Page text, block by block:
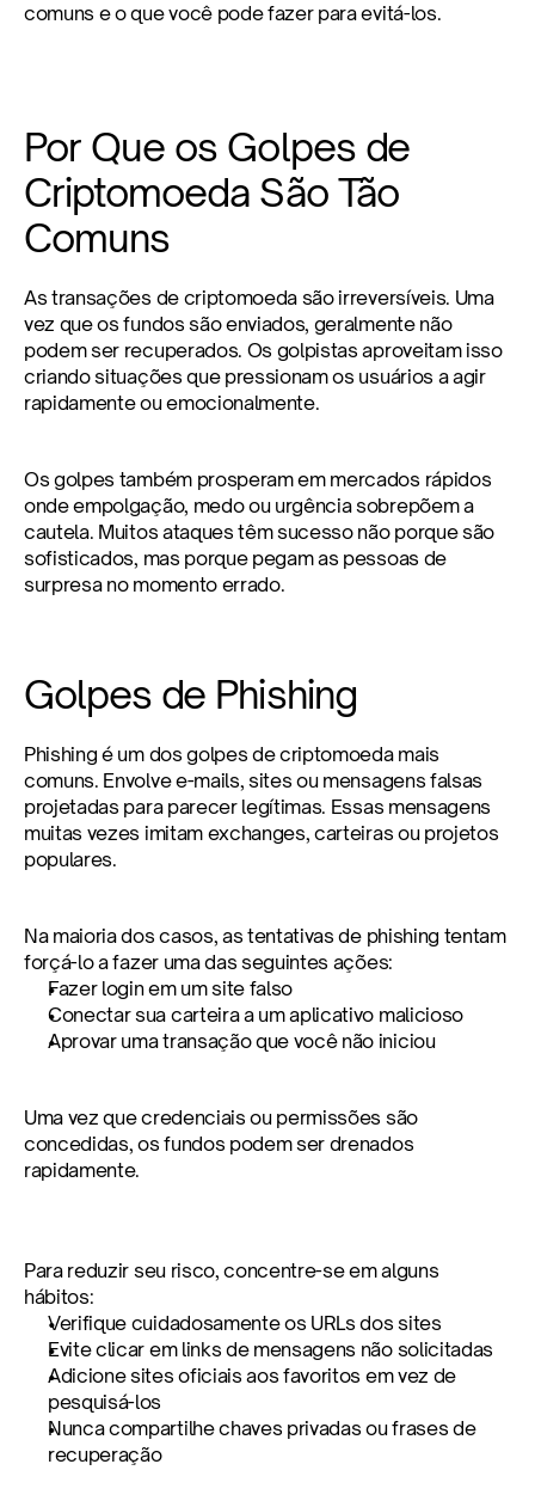
comuns e o que você pode fazer para evitá-los.
Por Que os Golpes de
Criptomoeda São Tão
Comuns
As transações de criptomoeda são irreversíveis. Uma
vez que os fundos são enviados, geralmente não
podem ser recuperados. Os golpistas aproveitam isso
criando situações que pressionam os usuários a agir
rapidamente ou emocionalmente.
Os golpes também prosperam em mercados rápidos
onde empolgação, medo ou urgência sobrepõem a
cautela. Muitos ataques têm sucesso não porque são
sofisticados, mas porque pegam as pessoas de
surpresa no momento errado.
Golpes de Phishing
Phishing é um dos golpes de criptomoeda mais
comuns. Envolve e-mails, sites ou mensagens falsas
projetadas para parecer legítimas. Essas mensagens
muitas vezes imitam exchanges, carteiras ou projetos
populares.
Na maioria dos casos, as tentativas de phishing tentam
forçá-lo a fazer uma das seguintes ações:
Fazer login em um site falso
Conectar sua carteira a um aplicativo malicioso
Aprovar uma transação que você não iniciou
Uma vez que credenciais ou permissões são
concedidas, os fundos podem ser drenados
rapidamente.
Para reduzir seu risco, concentre-se em alguns
hábitos:
Verifique cuidadosamente os URLs dos sites
Evite clicar em links de mensagens não solicitadas
Adicione sites oficiais aos favoritos em vez de
pesquisá-los
Nunca compartilhe chaves privadas ou frases de
recuperação